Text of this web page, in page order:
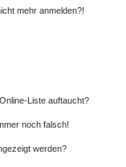
mehr anmelden?!
Liste auftaucht?
noch falsch!
werden?